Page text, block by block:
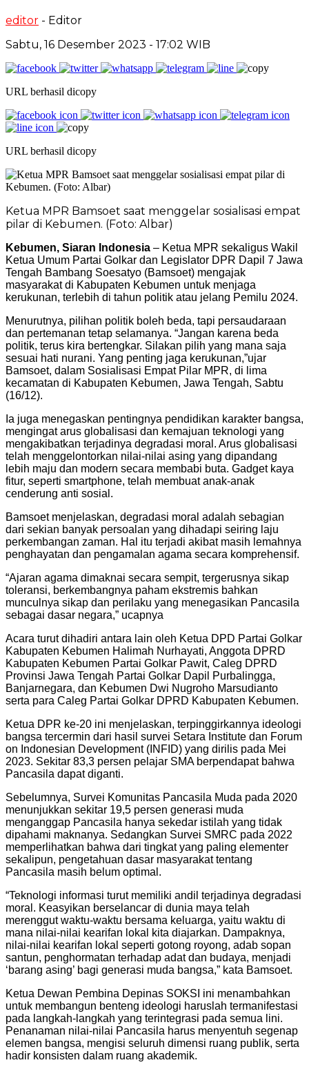
editor - Editor
Sabtu, 16 Desember 2023 - 17:02 WIB
URL berhasil dicopy
URL berhasil dicopy
Ketua MPR Bamsoet saat menggelar sosialisasi empat
pilar di Kebumen. (Foto: Albar)
Kebumen, Siaran Indonesia – Ketua MPR sekaligus Wakil
Ketua Umum Partai Golkar dan Legislator DPR Dapil 7 Jawa
Tengah Bambang Soesatyo (Bamsoet) mengajak
masyarakat di Kabupaten Kebumen untuk menjaga
kerukunan, terlebih di tahun politik atau jelang Pemilu 2024.
Menurutnya, pilihan politik boleh beda, tapi persaudaraan
dan pertemanan tetap selamanya. “Jangan karena beda
politik, terus kira bertengkar. Silakan pilih yang mana saja
sesuai hati nurani. Yang penting jaga kerukunan,”ujar
Bamsoet, dalam Sosialisasi Empat Pilar MPR, di lima
kecamatan di Kabupaten Kebumen, Jawa Tengah, Sabtu
(16/12).
Ia juga menegaskan pentingnya pendidikan karakter bangsa,
mengingat arus globalisasi dan kemajuan teknologi yang
mengakibatkan terjadinya degradasi moral. Arus globalisasi
telah menggelontorkan nilai-nilai asing yang dipandang
lebih maju dan modern secara membabi buta. Gadget kaya
fitur, seperti smartphone, telah membuat anak-anak
cenderung anti sosial.
Bamsoet menjelaskan, degradasi moral adalah sebagian
dari sekian banyak persoalan yang dihadapi seiring laju
perkembangan zaman. Hal itu terjadi akibat masih lemahnya
penghayatan dan pengamalan agama secara komprehensif.
“Ajaran agama dimaknai secara sempit, tergerusnya sikap
toleransi, berkembangnya paham ekstremis bahkan
munculnya sikap dan perilaku yang menegasikan Pancasila
sebagai dasar negara,” ucapnya
Acara turut dihadiri antara lain oleh Ketua DPD Partai Golkar
Kabupaten Kebumen Halimah Nurhayati, Anggota DPRD
Kabupaten Kebumen Partai Golkar Pawit, Caleg DPRD
Provinsi Jawa Tengah Partai Golkar Dapil Purbalingga,
Banjarnegara, dan Kebumen Dwi Nugroho Marsudianto
serta para Caleg Partai Golkar DPRD Kabupaten Kebumen.
Ketua DPR ke-20 ini menjelaskan, terpinggirkannya ideologi
bangsa tercermin dari hasil survei Setara Institute dan Forum
on Indonesian Development (INFID) yang dirilis pada Mei
2023. Sekitar 83,3 persen pelajar SMA berpendapat bahwa
Pancasila dapat diganti.
Sebelumnya, Survei Komunitas Pancasila Muda pada 2020
menunjukkan sekitar 19,5 persen generasi muda
menganggap Pancasila hanya sekedar istilah yang tidak
dipahami maknanya. Sedangkan Survei SMRC pada 2022
memperlihatkan bahwa dari tingkat yang paling elementer
sekalipun, pengetahuan dasar masyarakat tentang
Pancasila masih belum optimal.
“Teknologi informasi turut memiliki andil terjadinya degradasi
moral. Keasyikan berselancar di dunia maya telah
merenggut waktu-waktu bersama keluarga, yaitu waktu di
mana nilai-nilai kearifan lokal kita diajarkan. Dampaknya,
nilai-nilai kearifan lokal seperti gotong royong, adab sopan
santun, penghormatan terhadap adat dan budaya, menjadi
‘barang asing’ bagi generasi muda bangsa,” kata Bamsoet.
Ketua Dewan Pembina Depinas SOKSI ini menambahkan
untuk membangun benteng ideologi haruslah termanifestasi
pada langkah-langkah yang terintegrasi pada semua lini.
Penanaman nilai-nilai Pancasila harus menyentuh segenap
elemen bangsa, mengisi seluruh dimensi ruang publik, serta
hadir konsisten dalam ruang akademik.